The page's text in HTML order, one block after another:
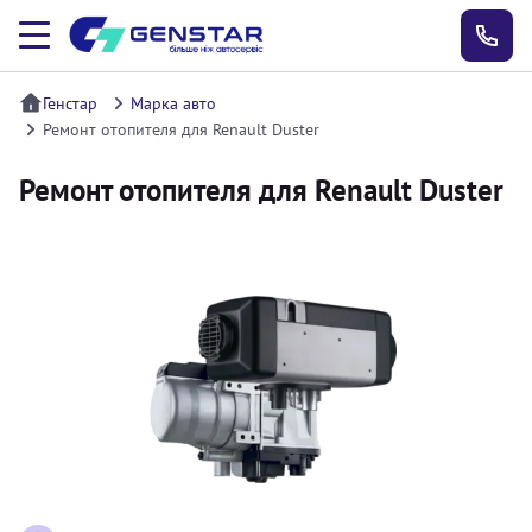
Генстар
Марка авто
Ремонт отопителя для Renault Duster
Ремонт отопителя для Renault Duster